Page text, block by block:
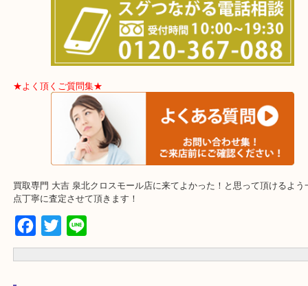
★出張買取エリア★
堺市・堺市南区・堺市中区
堺市北区・堺市東区和泉市
泉大津市・岸和田市・富田林市
上記に記載がないエリアでもご相談下さい！！